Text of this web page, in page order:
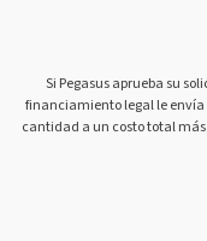
Si Pegasus aprueba su
financiamiento legal le
cantidad a un costo total más